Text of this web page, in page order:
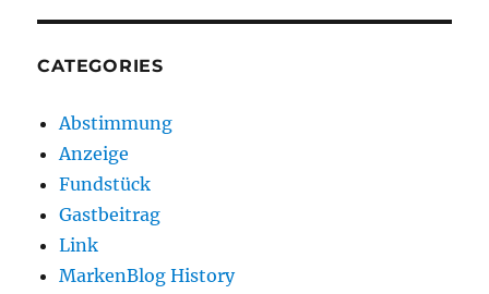
CATEGORIES
Abstimmung
Anzeige
Fundstück
Gastbeitrag
Link
MarkenBlog History